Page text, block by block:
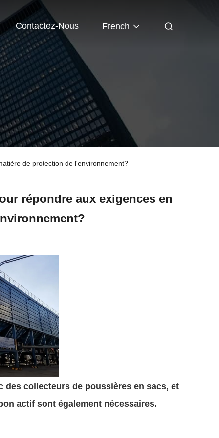
Contactez-Nous French
de protection de l'environnement?
répondre aux exigences en
collecteurs de poussières en sacs, et
actif sont également nécessaires.